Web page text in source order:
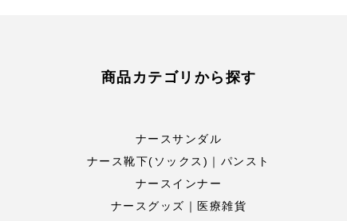
商品カテゴリから探す
ナースサンダル
ナース靴下(ソックス)｜パンスト
ナースインナー
ナースグッズ｜医療雑貨